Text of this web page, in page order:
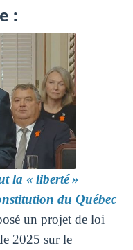
:
la « liberté »
du Québec
un projet de loi
2025 sur le